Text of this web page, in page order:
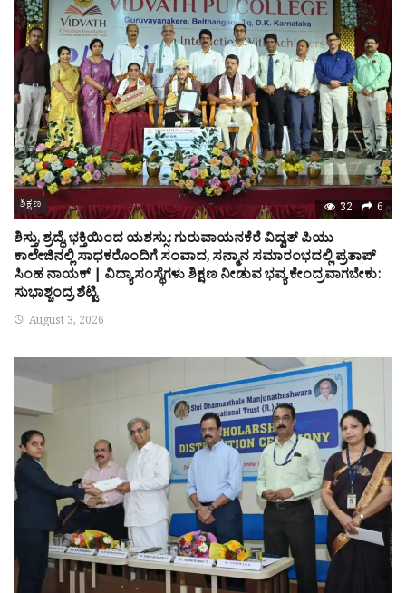
ಶಿಕ್ಷಣ 32 6
ಶಿಸ್ತು, ಶ್ರದ್ಧೆ, ಭಕ್ತಿಯಿಂದ ಯಶಸ್ಸು: ಗುರುವಾಯನಕೆರೆ ವಿದ್ವತ್ ಪಿಯು
ಕಾಲೇಜಿನಲ್ಲಿ ಸಾಧಕರೊಂದಿಗೆ ಸಂವಾದ, ಸನ್ಮಾನ ಸಮಾರಂಭದಲ್ಲಿ ಪ್ರತಾಪ್
ಸಿಂಹ ನಾಯಕ್ | ವಿದ್ಯಾಸಂಸ್ಥೆಗಳು ಶಿಕ್ಷಣ ನೀಡುವ ಭವ್ಯ ಕೇಂದ್ರವಾಗಬೇಕು:
ಸುಭಾಶ್ಚಂದ್ರ ಶೆಟ್ಟಿ
August 3, 2026